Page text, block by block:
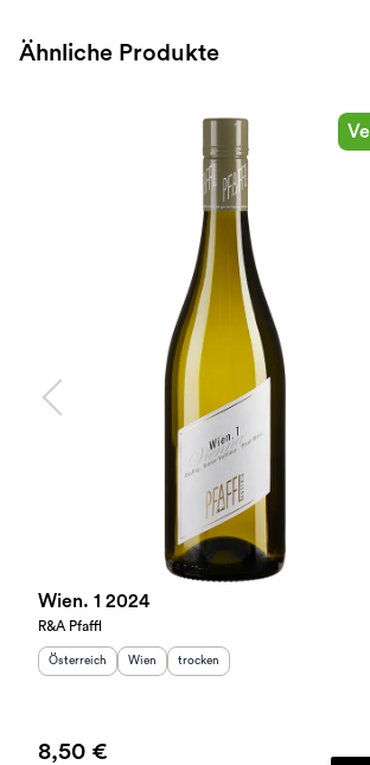
Ähnliche Produkte
Wien. 1 2024
R&A Pfaffl
Herkunftsland
Österreich Herkunftsregion:
Wien Geschmack
trocken
8,50 €